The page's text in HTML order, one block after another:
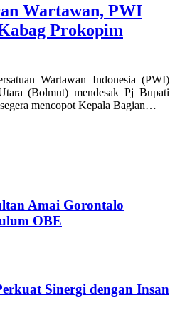
Wartawan, PWI
Prokopim
Wartawan Indonesia (PWI)
(Bolmut) mendesak Pj Bupati
mencopot Kepala Bagian…
Amai Gorontalo
OBE
Sinergi dengan Insan